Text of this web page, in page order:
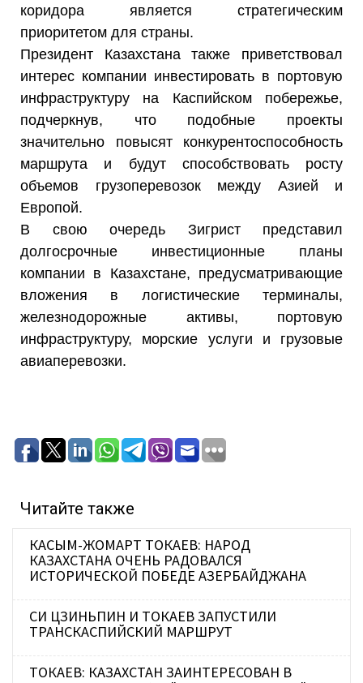
коридора является стратегическим
приоритетом для страны.
Президент Казахстана также приветствовал
интерес компании инвестировать в портовую
инфраструктуру на Каспийском побережье,
подчеркнув, что подобные проекты
значительно повысят конкурентоспособность
маршрута и будут способствовать росту
объемов грузоперевозок между Азией и
Европой.
В свою очередь Зигрист представил
долгосрочные инвестиционные планы
компании в Казахстане, предусматривающие
вложения в логистические терминалы,
железнодорожные активы, портовую
инфраструктуру, морские услуги и грузовые
авиаперевозки.
Читайте также
КАСЫМ-ЖОМАРТ ТОКАЕВ: НАРОД
КАЗАХСТАНА ОЧЕНЬ РАДОВАЛСЯ
ИСТОРИЧЕСКОЙ ПОБЕДЕ АЗЕРБАЙДЖАНА
СИ ЦЗИНЬПИН И ТОКАЕВ ЗАПУСТИЛИ
ТРАНСКАСПИЙСКИЙ МАРШРУТ
ТОКАЕВ: КАЗАХСТАН ЗАИНТЕРЕСОВАН В